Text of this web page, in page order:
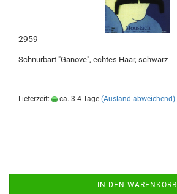
2959
Schnurbart "Ganove", echtes Haar, schwarz
Lieferzeit: ca. 3-4 Tage (Ausland abweichend)
IN DEN WARENKORB